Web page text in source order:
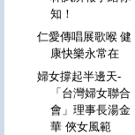
知！
仁愛傳唱展歌喉 健
康快樂永常在
婦女撐起半邊天-
「台灣婦女聯合
會」理事長湯金
華 俠女風範